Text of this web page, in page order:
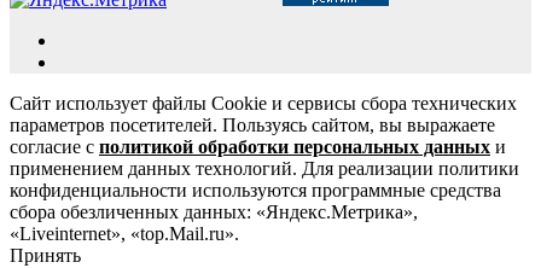
Сайт использует файлы Cookie и сервисы сбора технических
параметров посетителей. Пользуясь сайтом, вы выражаете
согласие с политикой обработки персональных данных и
применением данных технологий. Для реализации политики
конфиденциальности используются программные средства
сбора обезличенных данных: «Яндекс.Метрика»,
«Liveinternet», «top.Mail.ru».
Принять